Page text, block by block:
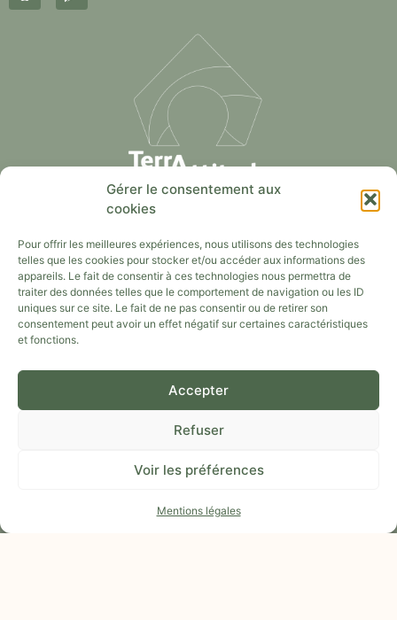
Gérer le consentement aux
cookies
Pour offrir les meilleures expériences, nous utilisons des technologies
telles que les cookies pour stocker et/ou accéder aux informations des
appareils. Le fait de consentir à ces technologies nous permettra de
traiter des données telles que le comportement de navigation ou les ID
uniques sur ce site. Le fait de ne pas consentir ou de retirer son
consentement peut avoir un effet négatif sur certaines caractéristiques
et fonctions.
Accepter
Refuser
Voir les préférences
Mentions légales
LIENS UTILES
QUI SUIS-JE ?
MANIFESTE
NOUS SOUTENIR
ON PARLE DE NOUS
DOSSIER PRESSE LE GARD DE FERME EN FERME 2025
DOSSIER PRESSE HALLOWEEN
POLITIQUE DE CONFIDENTIALITÉ